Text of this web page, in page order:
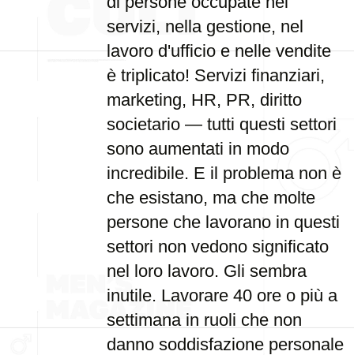
servizi, nella gestione, nel
lavoro d'ufficio e nelle vendite
è triplicato! Servizi finanziari,
marketing, HR, PR, diritto
societario — tutti questi settori
sono aumentati in modo
incredibile. E il problema non è
che esistano, ma che molte
persone che lavorano in questi
settori non vedono significato
nel loro lavoro. Gli sembra
inutile. Lavorare 40 ore o più a
settimana in ruoli che non
danno soddisfazione personale